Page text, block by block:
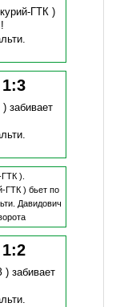
ГТК )
1:3
) забивает
).
ГТК ) бьет по
Давидович
1:2
) забивает